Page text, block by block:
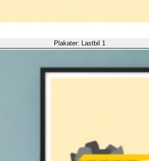
Plakater: Lastbil 1